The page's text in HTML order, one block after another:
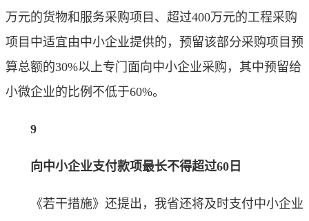
万元的货物和服务采购项目、超过400万元的工程采购
项目中适宜由中小企业提供的，预留该部分采购项目预
算总额的30%以上专门面向中小企业采购，其中预留给
小微企业的比例不低于60%。
9
向中小企业支付款项最长不得超过60日
《若干措施》还提出，我省还将及时支付中小企业